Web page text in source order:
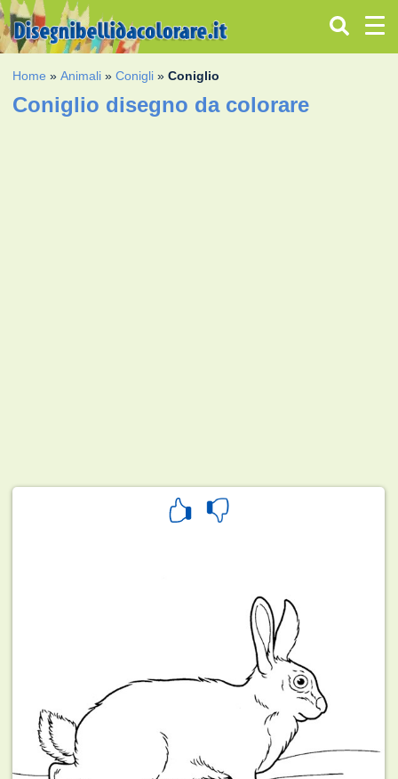
Home »Animali »Conigli »Coniglio
Coniglio disegno da colorare